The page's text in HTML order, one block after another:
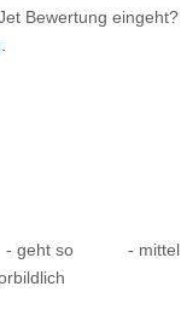
Bewertung eingeht?
- geht so - mittel